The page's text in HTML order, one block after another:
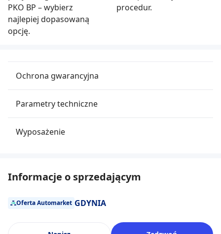
PKO BP – wybierz
najlepiej dopasowaną
opcję.
procedur.
Ochrona gwarancyjna
Parametry techniczne
Wyposażenie
Informacje o sprzedającym
Oferta Automarket GDYNIA